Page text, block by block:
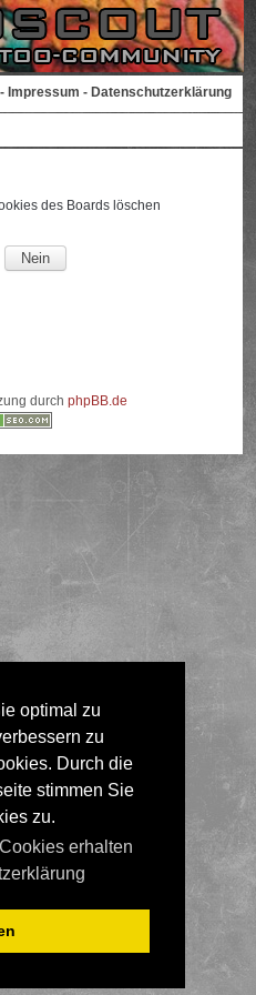
optimal zu
zu
Durch die
stimmen Sie
zu.
erhalten
- Impressum - Datenschutzerklärung
des Boards löschen
durch phpBB.de